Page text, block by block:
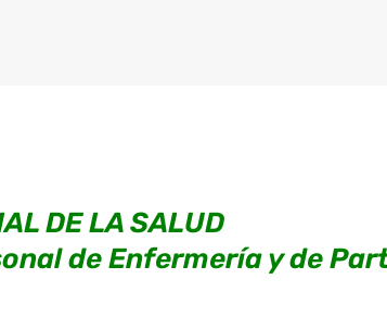
DE LA SALUD
de Enfermería y de